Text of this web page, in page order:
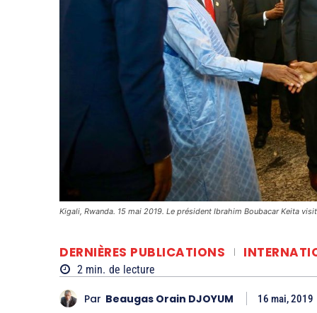
Kigali, Rwanda. 15 mai 2019. Le président Ibrahim Boubacar Keita
DERNIÈRES PUBLICATIONS
2 min. de lecture
Par Beaugas Orain DJOYUM 16 mai, 2019